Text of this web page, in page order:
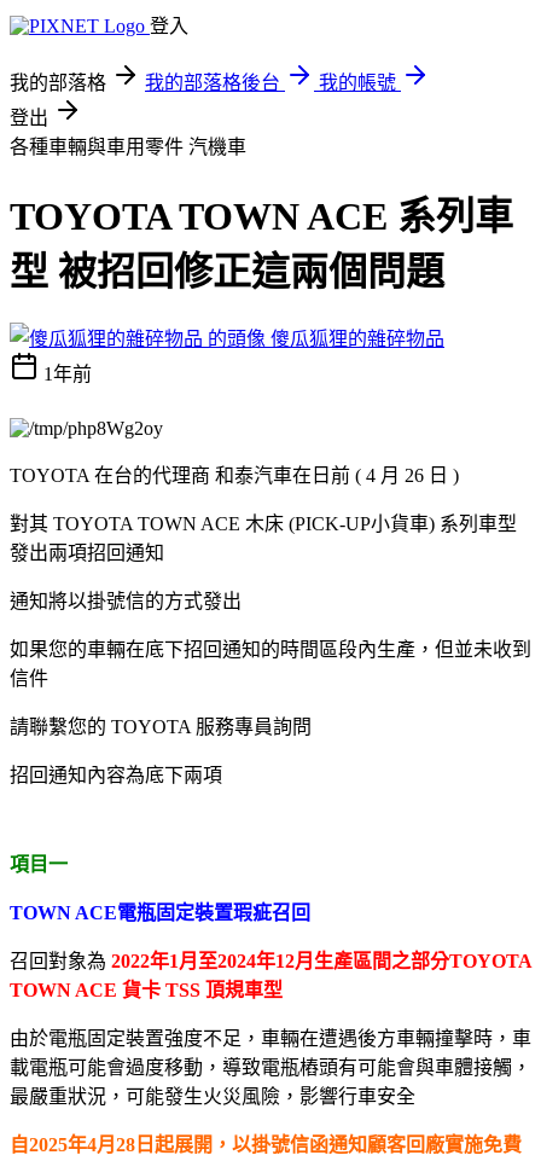
登入
我的部落格 我的部落格後台
我的帳號
登出
各種車輛與車用零件 汽機車
TOYOTA TOWN ACE 系列車
型 被招回修正這兩個問題
傻瓜狐狸的雜碎物品
1年前
TOYOTA 在台的代理商 和泰汽車在日前 ( 4 月 26 日 )
對其 TOYOTA TOWN ACE 木床 (PICK-UP小貨車) 系列車型
發出兩項招回通知
通知將以掛號信的方式發出
如果您的車輛在底下招回通知的時間區段內生產，但並未收到
信件
請聯繫您的 TOYOTA 服務專員詢問
招回通知內容為底下兩項
項目一
TOWN ACE電瓶固定裝置瑕疵召回
召回對象為 2022年1月至2024年12月生產區間之部分TOYOTA
TOWN ACE 貨卡 TSS 頂規車型
由於電瓶固定裝置強度不足，車輛在遭遇後方車輛撞擊時，車
載電瓶可能會過度移動，導致電瓶樁頭有可能會與車體接觸，
最嚴重狀況，可能發生火災風險，影響行車安全
自2025年4月28日起展開，以掛號信函通知顧客回廠實施免費